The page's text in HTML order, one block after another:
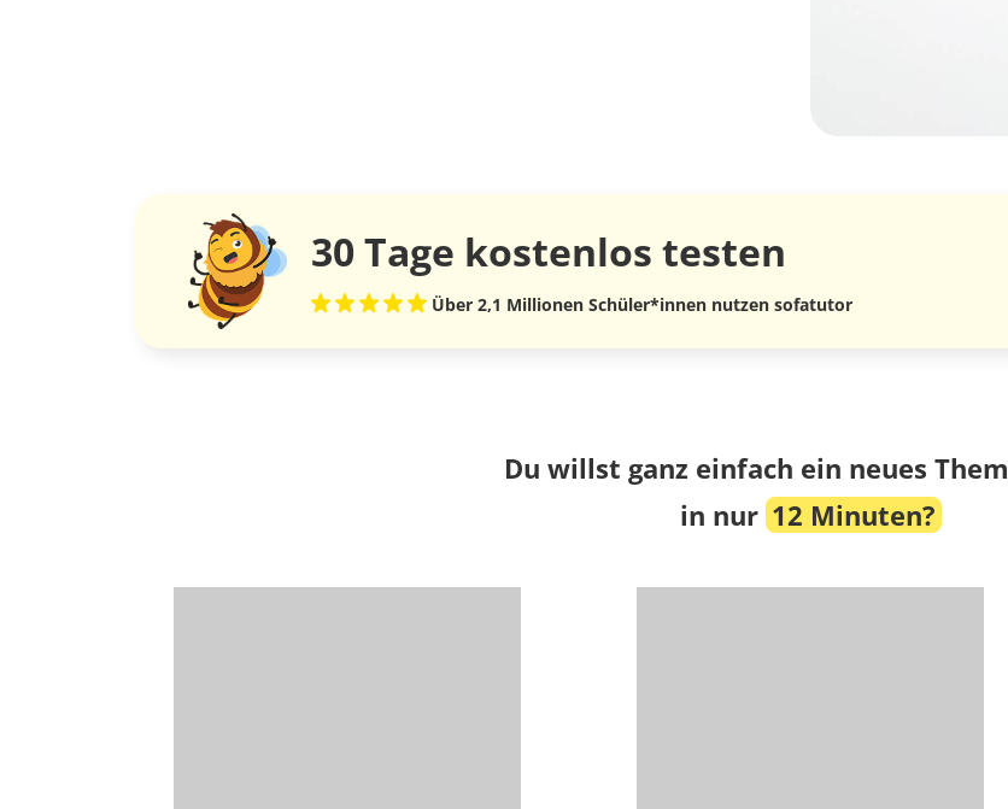
30 Tage kostenlos testen
Über 2,1 Millionen Schüler*innen nutzen sofatutor
Du willst ganz einfach ein neues
in nur 12 Minuten?